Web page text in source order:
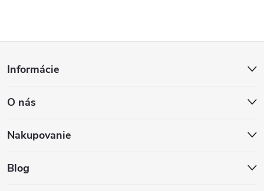
p
ä
Informácie
O nás
Nakupovanie
Blog